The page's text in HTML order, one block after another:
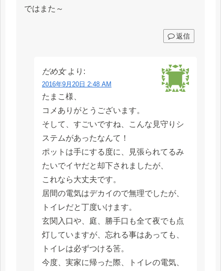
ではまた～
返信
だめ女 より:
2016年9月20日 2:48 AM
たまこ様、
コメありがとうございます。
そして、すごいですね、こんな見守りシ
ステムがあったなんて！
ポットは手にする度に、見張られてるみ
たいでイヤだと却下されましたが、
これなら大丈夫です。
居間の電気はデカイので無理でしたが、
トイレだと丁度いけます。
玄関入口や、庭、勝手口も全て夜でも点
灯していますが、忘れる事はあっても、
トイレは必ずつける筈。
今度、実家に帰った際、トイレの電気、